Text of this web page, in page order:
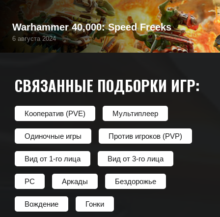
Warhammer 40,000: Speed Freeks
6 августа 2024
СВЯЗАННЫЕ ПОДБОРКИ ИГР:
Кооператив (PVE) Мультиплеер
Одиночные игры Против игроков (PVP)
Вид от 1-го лица Вид от 3-го лица
PC Аркады Бездорожье
Вождение Гонки